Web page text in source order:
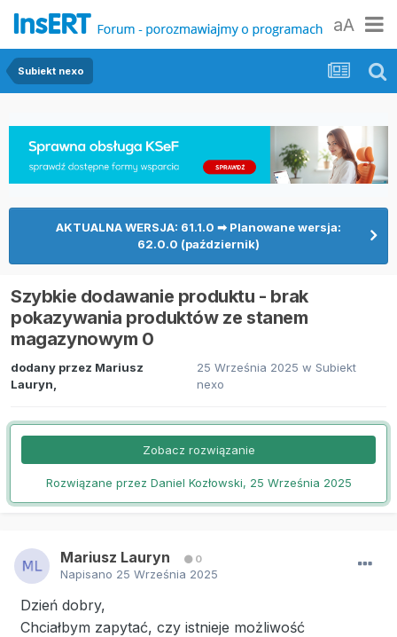
aA
Subiekt nexo
AKTUALNA WERSJA: 61.1.0 ➡ Planowane wersja:
62.0.0 (październik)
Szybkie dodawanie produktu - brak
pokazywania produktów ze stanem
magazynowym 0
dodany przez Mariusz
Lauryn
25 Września 2025 w Subiekt
nexo
Zobacz rozwiązanie
Rozwiązane przez Daniel Kozłowski, 25 Września 2025
Mariusz Lauryn 0
Napisano 25 Września 2025
Dzień dobry,
Chciałbym zapytać, czy istnieje możliwość